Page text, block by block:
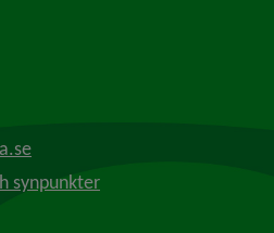
annan webbplats, öppnas i nytt
synpunkter